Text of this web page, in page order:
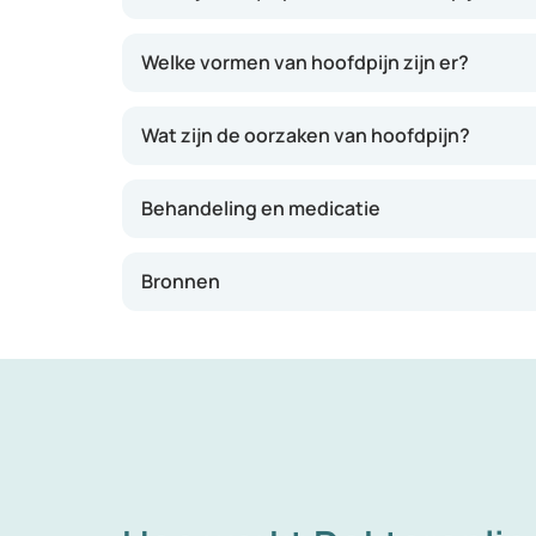
Welke vormen van hoofdpijn zijn er?
Wat zijn de oorzaken van hoofdpijn?
Behandeling en medicatie
Bronnen